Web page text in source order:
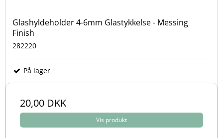
Glashyldeholder 4-6mm Glastykkelse - Messing
Finish
282220
På lager
20,00 DKK
Vis produkt